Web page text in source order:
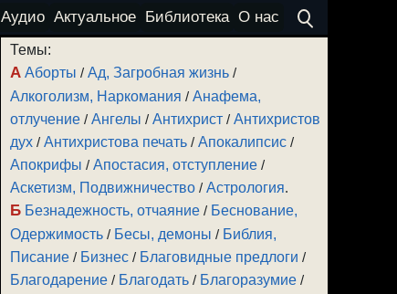
Аудио Актуальное Библиотека О нас
Темы:
А Аборты /Ад, Загробная жизнь /
Алкоголизм, Наркомания /Анафема,
отлучение /Ангелы /Антихрист /Антихристов
дух /Антихристова печать /Апокалипсис /
Апокрифы /Апостасия, отступление /
Аскетизм, Подвижничество /Астрология.
Б Безнадежность, отчаяние / Беснование,
Одержимость / Бесы, демоны / Библия,
Писание / Бизнес / Благовидные предлоги /
Благодарение / Благодать / Благоразумие /